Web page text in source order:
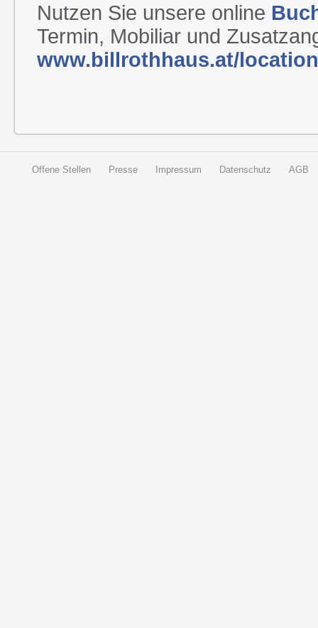
Nutzen Sie unsere online
Termin, Mobiliar und
www.billrothhaus.at/
Offene Stellen Presse Impressum Datenschutz AGB